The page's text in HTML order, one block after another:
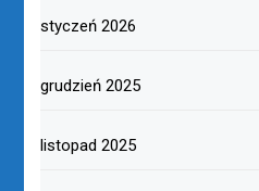
styczeń 2026
grudzień 2025
listopad 2025